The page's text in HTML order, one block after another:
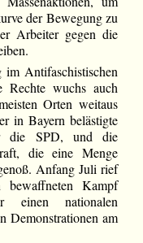
der Bewegung zu
Arbeiter gegen die
im Antifaschistischen
Rechte wuchs auch
Orten weitaus
in Bayern belästigte
die SPD, und die
die eine Menge
Anfang Juli rief
Kampf
nationalen
Demonstrationen am